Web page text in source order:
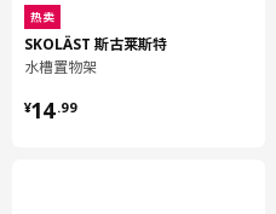
净重
容量
重量
宽度
热卖
SKOLÄST 斯古莱斯特
水槽置物架
¥14.99
¥ 14.99